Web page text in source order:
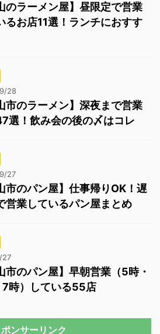
のラーメン屋】昼限定で営業
るお店11選！ランチにおすす
28
市のラーメン】深夜まで営業
選！飲み会の後の〆はコレ
27
市のパン屋】仕事帰りOK！遅
営業しているパン屋まとめ
27
市のパン屋】早朝営業（5時・
時）している55店
ンサーリンク